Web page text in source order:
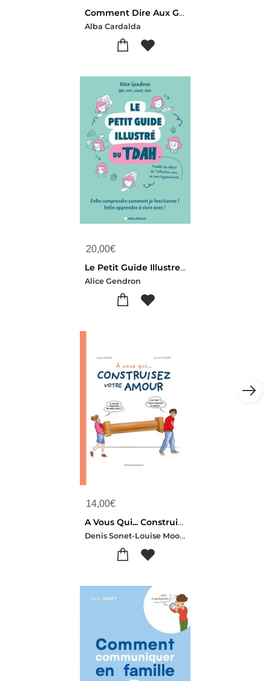
Comment Dire Aux Gens D'aller Se Faire Foutre Poliment
Alba Cardalda
20,00€
Le Petit Guide Illustre Du Tdah : Enfin Comprendre Comment Je Fonctionne ! Enfin Apprendre A Vivre Avec !
Alice Gendron
14,00€
A Vous Qui... Construisez Votre Amour
Denis Sonet-Louise Moore